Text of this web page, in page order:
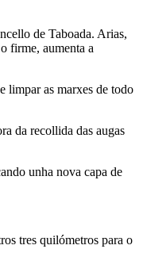
de Taboada. Arias,
firme, aumenta a
limpar as marxes de todo
da recollida das augas
unha nova capa de
tres quilómetros para o